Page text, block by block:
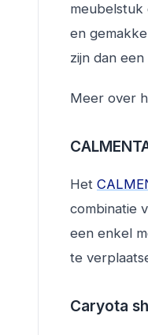
meubelstuk
en
zijn dan
Meer over
Het
combinatie
een enkel
te
Caryota